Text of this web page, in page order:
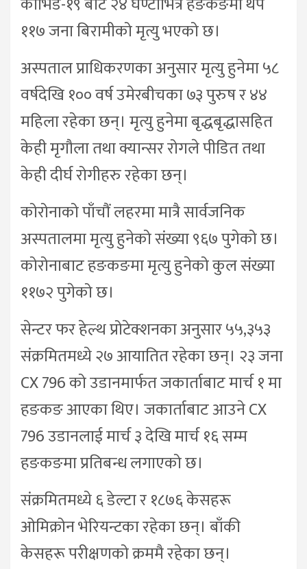
११७ जना बिरामीको मृत्यु भएको छ।
अस्पताल प्राधिकरणका अनुसार मृत्यु हुनेमा ५८
वर्षदेखि १०० वर्ष उमेरबीचका ७३ पुरुष र ४४
महिला रहेका छन्। मृत्यु हुनेमा बृद्धबृद्धासहित
केही मृगौला तथा क्यान्सर रोगले पीडित तथा
केही दीर्घ रोगीहरु रहेका छन्।
कोरोनाको पाँचौं लहरमा मात्रै सार्वजनिक
अस्पतालमा मृत्यु हुनेको संख्या ९६७ पुगेको छ।
कोरोनाबाट हङकङमा मृत्यु हुनेको कुल संख्या
११७२ पुगेको छ।
सेन्टर फर हेल्थ प्रोटेक्शनका अनुसार ५५,३५३
संक्रमितमध्ये २७ आयातित रहेका छन्। २३ जना
CX 796 को उडानमार्फत जकार्ताबाट मार्च १ मा
हङकङ आएका थिए। जकार्ताबाट आउने CX
796 उडानलाई मार्च ३ देखि मार्च १६ सम्म
हङकङमा प्रतिबन्ध लगाएको छ।
संक्रमितमध्ये ६ डेल्टा र १८७६ केसहरू
ओमिक्रोन भेरियन्टका रहेका छन्। बाँकी
केसहरू परीक्षणको क्रममै रहेका छन्।